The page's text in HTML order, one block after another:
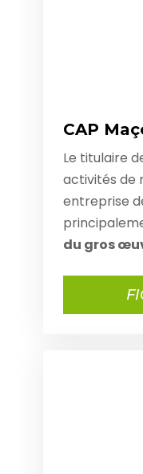
CAP
Le titulaire
activités de
entreprise
du gros